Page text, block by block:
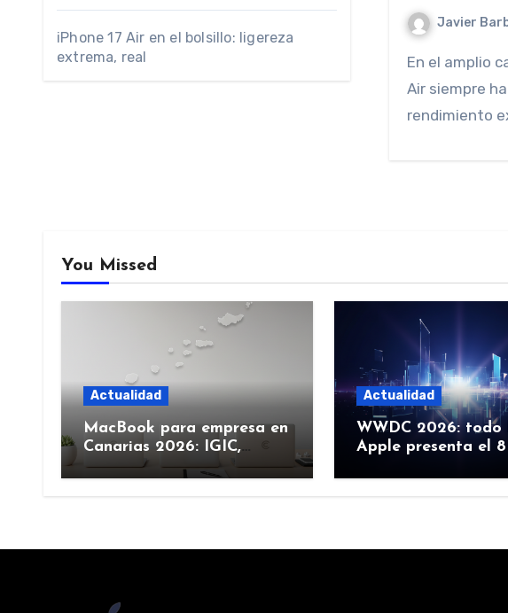
iPhone 17 Air en el bolsillo: ligereza
extrema, real
Javier
En el amplio catálogo de Apple, la línea de iPad
Air siempre
rendimiento
You Missed
Actualidad
MacBook para empresa en
Canarias 2026: IGIC,
deducción y compra de
flota
Actualidad
WWDC 2026: todo
Apple presenta el
más)